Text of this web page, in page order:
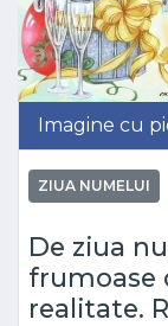
Imagine cu
ZIUA NUMELUI
De ziua
frumoase
realitate.